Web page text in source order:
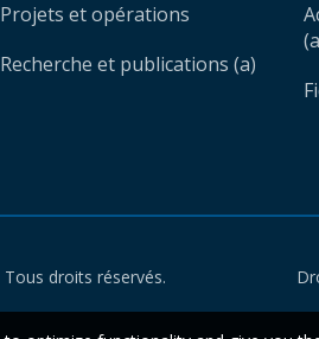
Projets et opérations
Recherche et publications (a)
droits réservés.